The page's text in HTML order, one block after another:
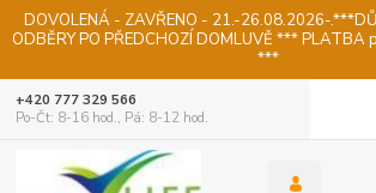
DOVOLENÁ - ZAVŘENO - 21.-26.08.2026-
ODBĚRY PO PŘEDCHOZÍ DOMLUVĚ *** PLATBA
***
+420 777 329 566
Po-Čt: 8-16 hod., Pá: 8-12 hod.